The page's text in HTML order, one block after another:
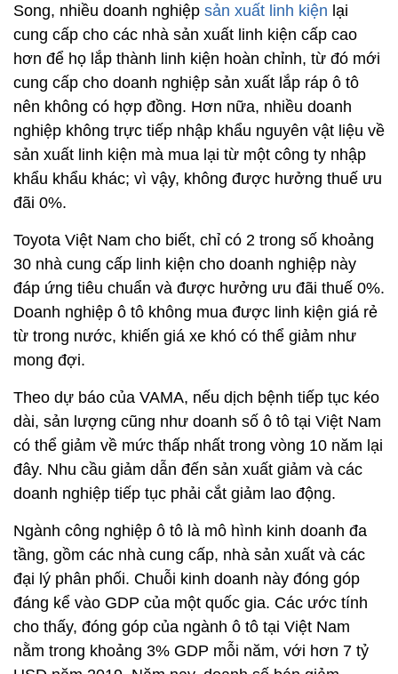
Song, nhiều doanh nghiệp sản xuất linh kiện lại
cung cấp cho các nhà sản xuất linh kiện cấp cao
hơn để họ lắp thành linh kiện hoàn chỉnh, từ đó mới
cung cấp cho doanh nghiệp sản xuất lắp ráp ô tô
nên không có hợp đồng. Hơn nữa, nhiều doanh
nghiệp không trực tiếp nhập khẩu nguyên vật liệu về
sản xuất linh kiện mà mua lại từ một công ty nhập
khẩu khẩu khác; vì vậy, không được hưởng thuế ưu
đãi 0%.
Toyota Việt Nam cho biết, chỉ có 2 trong số khoảng
30 nhà cung cấp linh kiện cho doanh nghiệp này
đáp ứng tiêu chuẩn và được hưởng ưu đãi thuế 0%.
Doanh nghiệp ô tô không mua được linh kiện giá rẻ
từ trong nước, khiến giá xe khó có thể giảm như
mong đợi.
Theo dự báo của VAMA, nếu dịch bệnh tiếp tục kéo
dài, sản lượng cũng như doanh số ô tô tại Việt Nam
có thể giảm về mức thấp nhất trong vòng 10 năm lại
đây. Nhu cầu giảm dẫn đến sản xuất giảm và các
doanh nghiệp tiếp tục phải cắt giảm lao động.
Ngành công nghiệp ô tô là mô hình kinh doanh đa
tầng, gồm các nhà cung cấp, nhà sản xuất và các
đại lý phân phối. Chuỗi kinh doanh này đóng góp
đáng kể vào GDP của một quốc gia. Các ước tính
cho thấy, đóng góp của ngành ô tô tại Việt Nam
nằm trong khoảng 3% GDP mỗi năm, với hơn 7 tỷ